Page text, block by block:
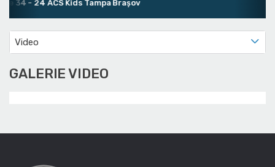
34 - 24 ACS Kids Tampa Brașov
Video
GALERIE VIDEO